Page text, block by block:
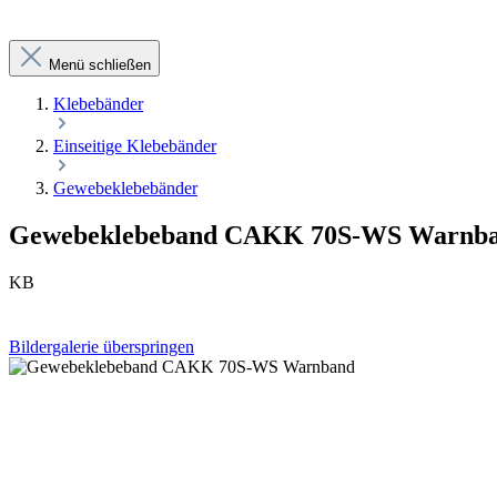
Menü schließen
Klebebänder
Einseitige Klebebänder
Gewebeklebebänder
Gewebeklebeband CAKK 70S-WS
KB
Bildergalerie überspringen